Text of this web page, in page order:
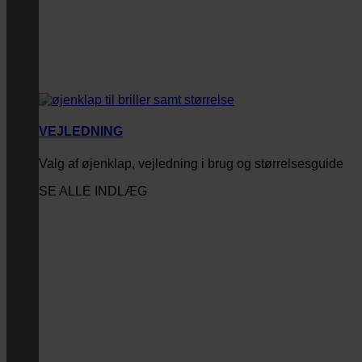
VEJLEDNING
Valg af øjenklap, vejledning i brug og størrelsesguide
SE ALLE INDLÆG